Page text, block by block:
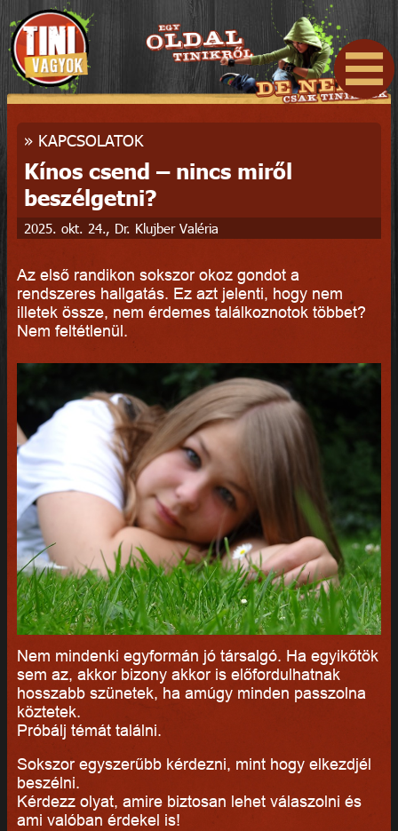
» KAPCSOLATOK
Kínos csend – nincs miről
beszélgetni?
2025. okt. 24., Dr. Klujber Valéria
Az első randikon sokszor okoz gondot a
rendszeres hallgatás. Ez azt jelenti, hogy nem
illetek össze, nem érdemes találkoznotok többet?
Nem feltétlenül.
Nem mindenki egyformán jó társalgó. Ha egyikőtök
sem az, akkor bizony akkor is előfordulhatnak
hosszabb szünetek, ha amúgy minden passzolna
köztetek.
Próbálj témát találni.
Sokszor egyszerűbb kérdezni, mint hogy elkezdjél
beszélni.
Kérdezz olyat, amire biztosan lehet válaszolni és
ami valóban érdekel is!